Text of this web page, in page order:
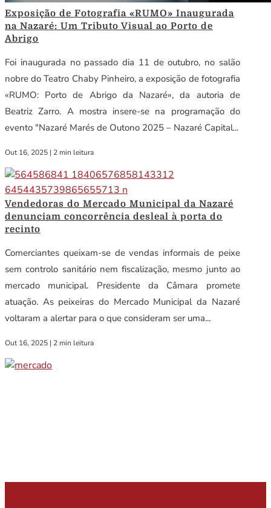
Exposição de Fotografia «RUMO» Inaugurada
na Nazaré: Um Tributo Visual ao Porto de
Abrigo
Foi inaugurada no passado dia 11 de outubro, no salão
nobre do Teatro Chaby Pinheiro, a exposição de fotografia
«RUMO: Porto de Abrigo da Nazaré», da autoria de
Beatriz Zarro. A mostra insere-se na programação do
evento "Nazaré Marés de Outono 2025 – Nazaré Capital...
Out 16, 2025 | 2 min leitura
Vendedoras do Mercado Municipal da Nazaré
denunciam concorrência desleal à porta do
recinto
Comerciantes queixam-se de vendas informais de peixe
sem controlo sanitário nem fiscalização, mesmo junto ao
mercado municipal. Presidente da Câmara promete
atuação. As peixeiras do Mercado Municipal da Nazaré
voltaram a alertar para o que consideram ser uma...
Out 16, 2025 | 2 min leitura